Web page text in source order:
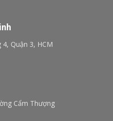
4, Quận 3, HCM
Cẩm Thượng